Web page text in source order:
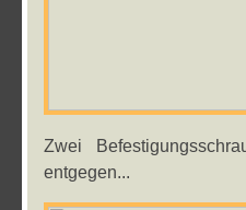
Zwei
entgegen...